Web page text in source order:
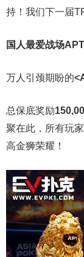
持！我们下一届
国人最爱战场
万人引颈期盼的
总保底奖励
聚在此，所有玩
高金狮荣耀！